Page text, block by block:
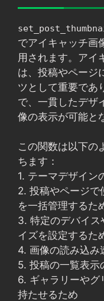
でアイキャッチ画
用されます。アイ
は、投稿やページ
ツとして重要であ
で、一貫したデザ
像の表示が可能と
この関数は以下の
ちます：
1. テーマデザイン
2. 投稿やページで
を一括管理するた
3. 特定のデバイス
イズを設定するた
4. 画像の読み込み
5. 投稿の一覧表示
6. ギャラリーやグ
持たせるため